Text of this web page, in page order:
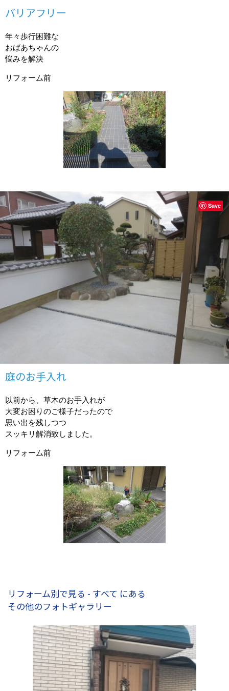
バリアフリー
年々歩行困難な
おばあちゃんの
悩みを解決
リフォーム前
庭のお手入れ
以前から、草木のお手入れが
大変お困りのご様子だったので
思い出を残しつつ
スッキリ解消致しました。
リフォーム前
Save
リフォーム別で見る - すべて にある
その他のフォトギャラリー